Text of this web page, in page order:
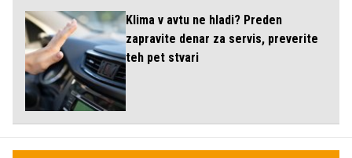
Klima v avtu ne hladi? Preden
zapravite denar za servis, preverite
teh pet stvari